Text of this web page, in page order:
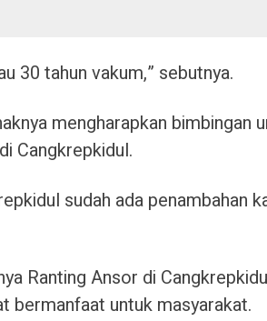
30 tahun vakum,” sebutnya.
mengharapkan bimbingan
Cangkrepkidul.
sudah ada penambahan
Ranting Ansor di
bermanfaat untuk masyarakat.